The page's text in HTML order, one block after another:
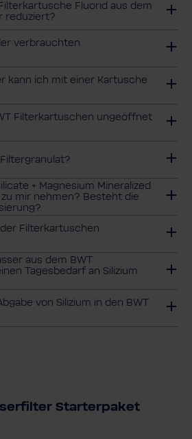
Fluorid aus dem
reduziert?
verbrauchten
kann ich mit einer Kartu­sche
Filterkartuschen ungeöffnet
+ Magnesium Mineralized
zu mir nehmen? Besteht die
Filterkartuschen
aus dem BWT
Tagesbedarf an Silizium
von Silizium in den BWT
Starterpaket